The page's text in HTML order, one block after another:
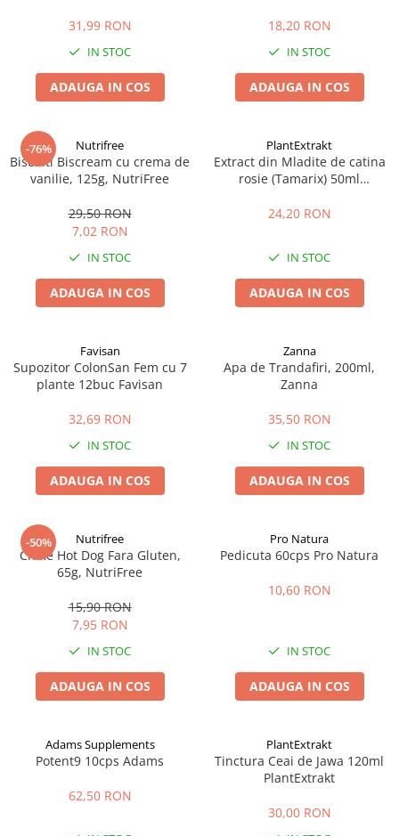
31,99 RON
IN STOC
ADAUGA IN COS
18,20 RON
IN STOC
ADAUGA IN COS
-76% Nutrifree
Biscuiti Biscream cu crema de
vanilie, 125g, NutriFree
29,50 RON
7,02 RON
IN STOC
ADAUGA IN COS
PlantExtrakt
Extract din Mladite de catina
rosie (Tamarix) 50ml
24,20 RON
IN STOC
ADAUGA IN COS
Favisan
Supozitor ColonSan Fem cu 7
plante 12buc Favisan
32,69 RON
IN STOC
ADAUGA IN COS
Zanna
Apa de Trandafiri, 200ml,
Zanna
35,50 RON
IN STOC
ADAUGA IN COS
-50% Nutrifree
Chifle Hot Dog Fara Gluten,
65g, NutriFree
15,90 RON
7,95 RON
IN STOC
ADAUGA IN COS
Pro Natura
Pedicuta 60cps Pro Natura
10,60 RON
IN STOC
ADAUGA IN COS
Adams Supplements
Potent9 10cps Adams
62,50 RON
PlantExtrakt
Tinctura Ceai de Jawa 120ml
PlantExtrakt
30,00 RON